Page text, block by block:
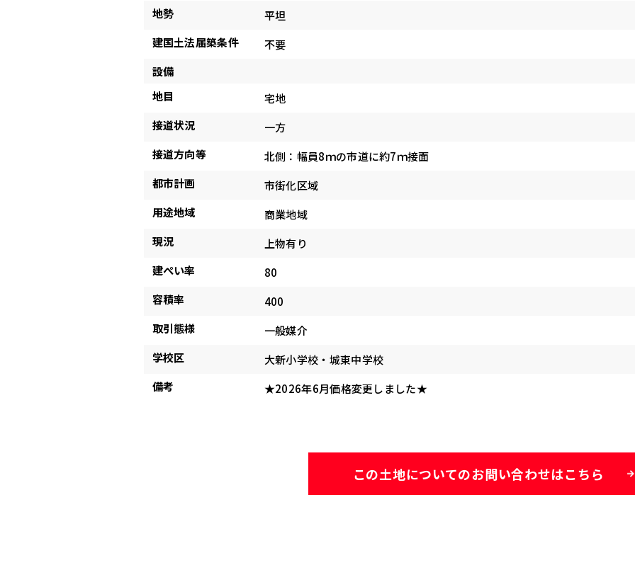
地勢
平坦
建国土法届築条件
不要
設備
地目
宅地
接道状況
一方
接道方向等
北側：幅員8ｍの市道に約7ｍ接面
都市計画
市街化区域
用途地域
商業地域
現況
上物有り
建ぺい率
80
容積率
400
取引態様
一般媒介
学校区
大新小学校・城東中学校
備考
★2026年6月価格変更しました★
この土地についてのお問い合わせはこちら